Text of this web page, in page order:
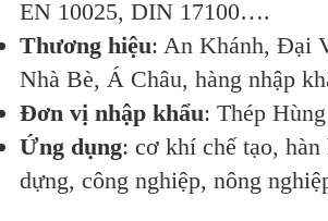
EN 10025, DIN 17100….
Thương hiệu: An Khánh, Đại
Nhà Bè, Á Châu, hàng nhập
Đơn vị nhập khẩu: Thép
Ứng dụng: cơ khí chế tạo,
dựng, công nghiệp, nông